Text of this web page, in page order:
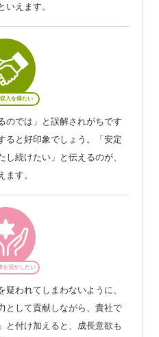
いえます。
入を得たい
のでは」と誤解されがちです
ると好印象でしょう。「安定
し続けたい」と伝えるのが、
ます。
を活かしたい
疑われてしまわないように、
として貢献しながら、貴社で
と付け加えると、成長意欲も